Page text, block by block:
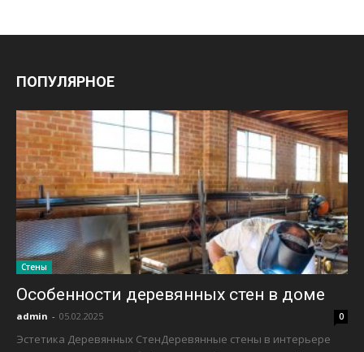
ПОПУЛЯРНОЕ
Стены
Особенности деревянных стен в доме
admin - 05.02.2025 0
Эстетика Деревянных СтенДеревянные стены в интерьере